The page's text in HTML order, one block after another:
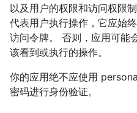
以及用户的权限和访问权限
代表用户执行操作，它应始
访问令牌。 否则，应用可能
该看到或执行的操作。
你的应用绝不应使用
密码进行身份验证。